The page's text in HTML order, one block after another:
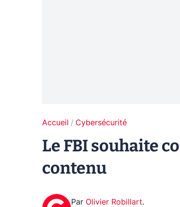
Accueil Cybersécurité
Le FBI souhaite
contenu
Par Olivier Robillart.